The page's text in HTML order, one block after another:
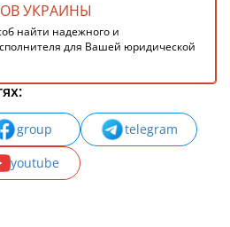
УКРАИНЫ
найти надежного и
для Вашей юридической
group
telegram
youtube